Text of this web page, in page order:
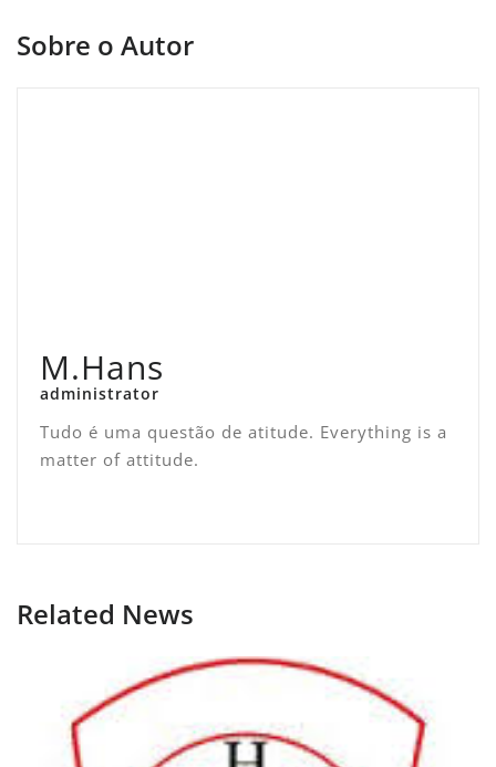
Sobre o Autor
M.Hans
administrator
Tudo é uma questão de atitude. Everything is a
matter of attitude.
Related News